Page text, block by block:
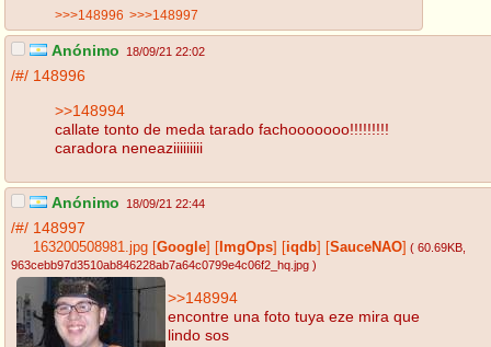
>>>148996 >>>148997
Anónimo 18/09/21 22:02
/#/ 148996
>>148994
callate tonto de meda tarado fachooooooo!!!!!!!!!
caradora neneaziiiiiiiii
Anónimo 18/09/21 22:44
/#/ 148997
163200508981.jpg Google ImgOps iqdb SauceNAO ( 60.69KB
963cebb97d3510ab846228ab7a64c0799e4c06f2_hq.jpg )
>>148994
encontre una foto tuya eze mira que
lindo sos